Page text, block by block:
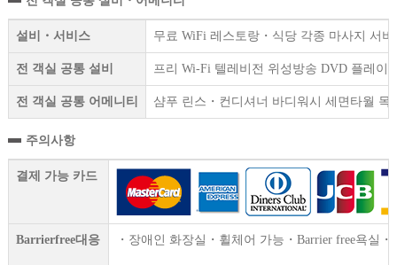
설비・서비스 무료 WiFi 레스토랑・식당 각종 마사지 서
전 객실 공통 설비 프리 Wi-Fi 텔레비전 위성방송 DVD 플레
전 객실 공통 어메니티 샴푸 린스・컨디셔너 바디워시 세면타월 목
주의사항
결제 가능 카드
Barrierfree대응 ・장애인 화장실・휠체어 가능・Barrier free욕실